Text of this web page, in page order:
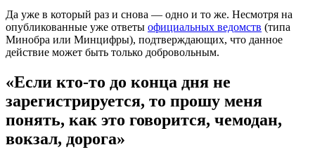
Да уже в который раз и снова — одно и то же. Несмотря на
опубликованные уже ответы официальных ведомств (типа
Минобра или Минцифры), подтверждающих, что данное
действие может быть только добровольным.
«Если кто-то до конца дня не
зарегистрируется, то прошу меня
понять, как это говорится, чемодан,
вокзал, дорога»